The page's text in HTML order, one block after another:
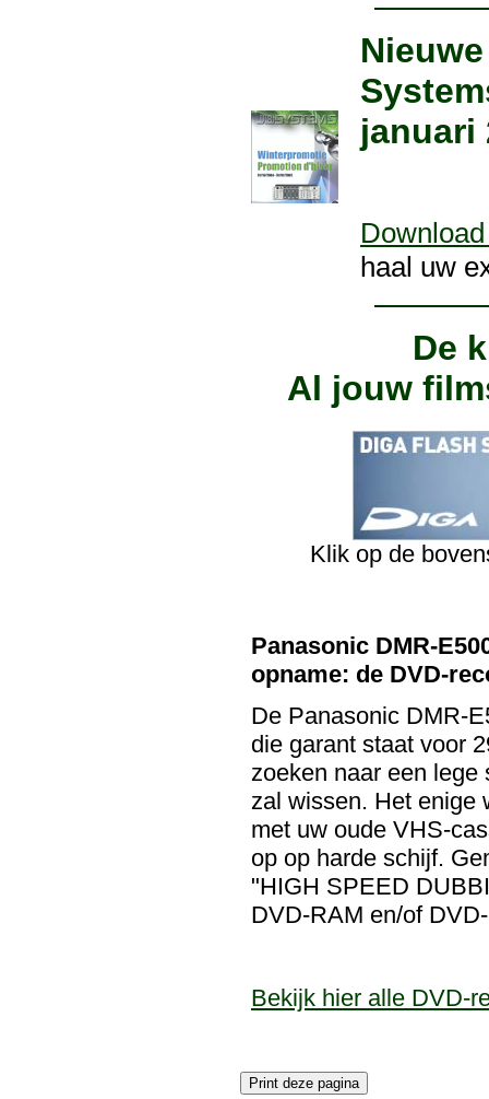
januari
haal uw
De
Al jouw
Klik op de
Panasonic DMR-
opname: de DVD-
De Panasonic DMR-
die garant staat voor
zoeken naar een lege
zal wissen. Het enige
met uw oude VHS-
op op harde schijf.
"HIGH SPEED
DVD-RAM en/of
Bekijk hier alle DVD-